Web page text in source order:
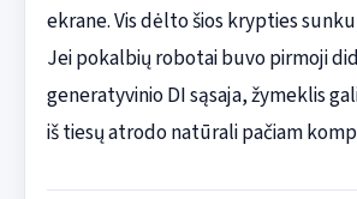
ekrane. Vis dėlto šios krypties
Jei pokalbių robotai buvo pirmoji
generatyvinio DI sąsaja, žymeklis
iš tiesų atrodo natūrali pačiam